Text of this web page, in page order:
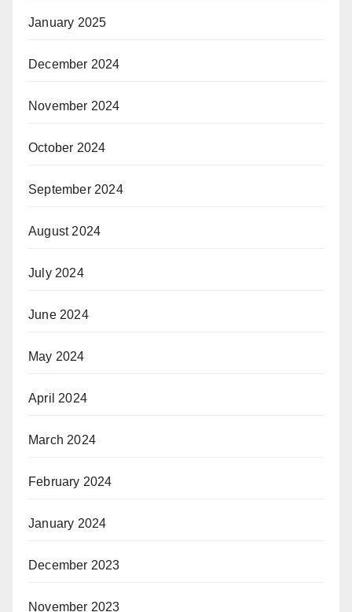
January 2025
December 2024
November 2024
October 2024
September 2024
August 2024
July 2024
June 2024
May 2024
April 2024
March 2024
February 2024
January 2024
December 2023
November 2023